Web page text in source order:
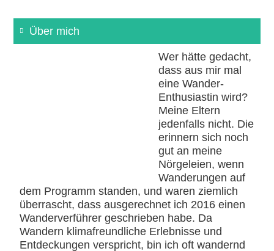
Über mich
Wer hätte gedacht,
dass aus mir mal
eine Wander-
Enthusiastin wird?
Meine Eltern
jedenfalls nicht. Die
erinnern sich noch
gut an meine
Nörgeleien, wenn
Wanderungen auf
dem Programm standen, und waren ziemlich
überrascht, dass ausgerechnet ich 2016 einen
Wanderverführer geschrieben habe. Da
Wandern klimafreundliche Erlebnisse und
Entdeckungen verspricht, bin ich oft wandernd